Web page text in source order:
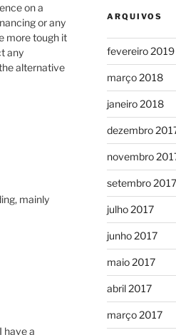
on a
or any
more tough it
any
alternative
mainly
have a
ARQUIVOS
fevereiro 2019
março 2018
janeiro 2018
dezembro
novembro
setembro 2017
julho 2017
junho 2017
maio 2017
abril 2017
março 2017